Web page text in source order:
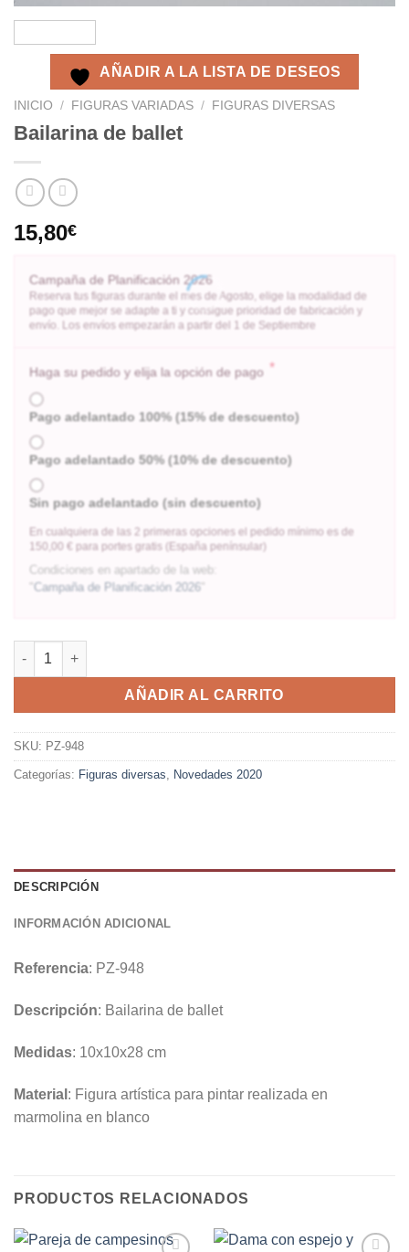
AÑADIR A LA LISTA DE DESEOS
INICIO / FIGURAS VARIADAS / FIGURAS DIVERSAS
Bailarina de ballet
15,80€
Campaña de Planificación 2026
Reserva tus figuras durante el mes de Agosto, elige la modalidad de
pago que mejor se adapte a ti y consigue prioridad de fabricación y
envío. Los envíos empezarán a partir del 1 de Septiembre
Haga su pedido y elija la opción de pago *
Pago adelantado 100% (15% de descuento)
Pago adelantado 50% (10% de descuento)
Sin pago adelantado (sin descuento)
En cualquiera de las 2 primeras opciones el pedido mínimo es de
150,00 € para portes gratis (España penínsular)
Condiciones en apartado de la web:
"Campaña de Planificación 2026 "
AÑADIR AL CARRITO
SKU: PZ-948
Categorías: Figuras diversas Novedades 2020
DESCRIPCIÓN
INFORMACIÓN ADICIONAL
Referencia: PZ-948
Descripción: Bailarina de ballet
Medidas: 10x10x28 cm
Material : Figura artística para pintar realizada en
marmolina en blanco
PRODUCTOS RELACIONADOS